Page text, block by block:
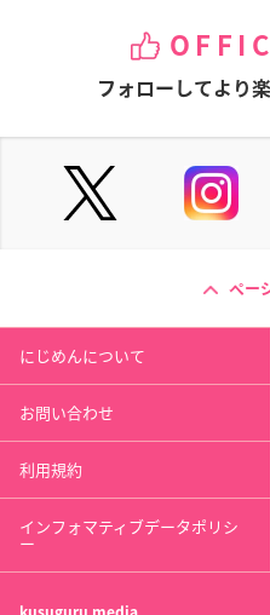
フォローしてより
ペー
にじめんについて
お問い合わせ
利用規約
インフォマティブデータポリシ
ー
kusuguru media